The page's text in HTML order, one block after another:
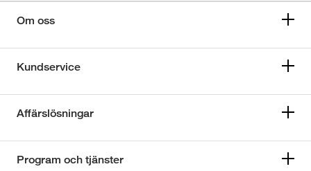
Om oss
Kundservice
Affärslösningar
Program och tjänster